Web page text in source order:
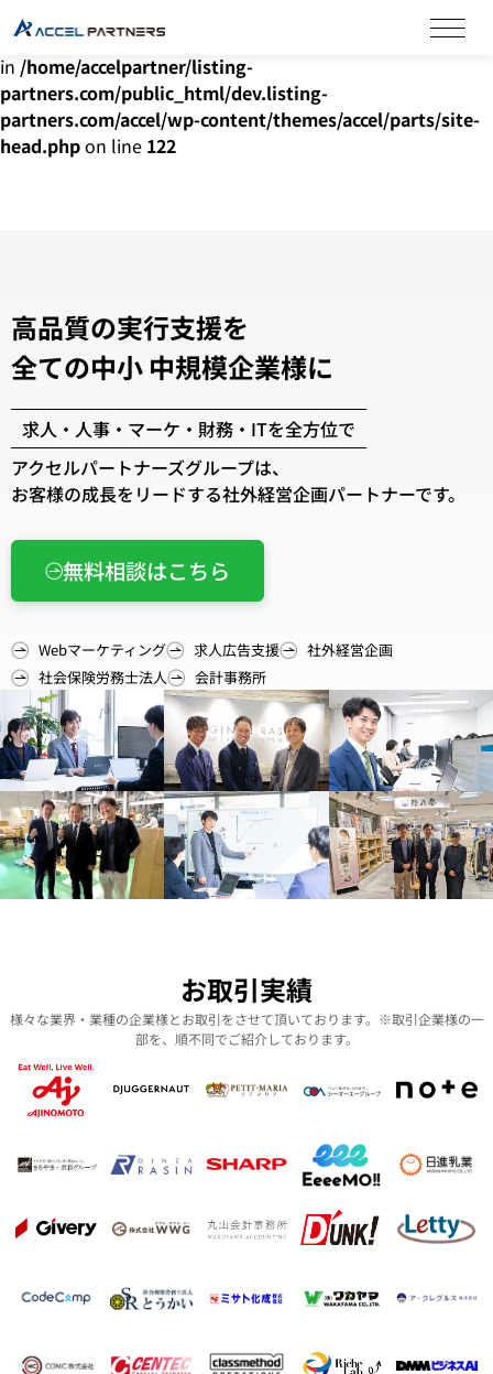
Warning: Undefined array key "HTTP_ACCEPT_LANGUAGE"
in /home/accelpartner/listing-
partners.com/public_html/dev.listing-
partners.com/accel/wp-content/themes/accel/parts/site-
head.phpon line 122
高品質の実行支援を
全ての中小 中規模企業様に
求人・人事・マーケ・財務・ITを全方位で
アクセルパートナーズグループは、
お客様の成長をリードする社外経営企画パートナーです。
無料相談はこちら
Webマーケティング 求人広告支援
社外経営企画
社会保険労務士法人
会計事務所
お取引実績
様々な業界・業種の企業様とお取引をさせて頂いております。※取引企業様の一
部を、順不同でご紹介しております。